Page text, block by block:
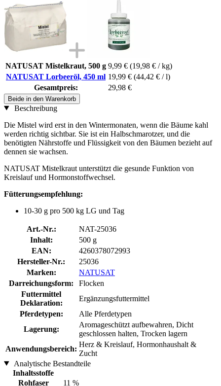
NATUSAT Mistelkraut, 500 g 9,99 € (19,98 € / kg)
NATUSAT Lorbeeröl, 450 ml 19,99 € (44,42 € / l)
Gesamtpreis:
29,98 €
Beide in den Warenkorb
Beschreibung
Die Mistel wird erst in den Wintermonaten, wenn die Bäume kahl
werden richtig sichtbar. Sie ist ein Halbschmarotzer, und die
benötigten Nährstoffe und Flüssigkeit von den Bäumen bezieht auf
dennen sie wachsen.
NATUSAT Mistelkraut unterstützt die gesunde Funktion von
Kreislauf und Hormonstoffwechsel.
Fütterungsempfehlung:
10-30 g pro 500 kg LG und Tag
Art.-Nr.:
NAT-25036
Inhalt:
500 g
EAN:
4260378072993
Hersteller-Nr.:
25036
Marken:
NATUSAT
Darreichungsform:
Flocken
Futtermittel
Deklaration:
Ergänzungsfuttermittel
Pferdetypen:
Alle Pferdetypen
Lagerung:
Aromageschützt aufbewahren, Dicht
geschlossen halten, Trocken lagern
Anwendungsbereich:
Herz & Kreislauf, Hormonhaushalt &
Zucht
Analytische Bestandteile
Inhaltsstoffe
Rohfaser
11 %